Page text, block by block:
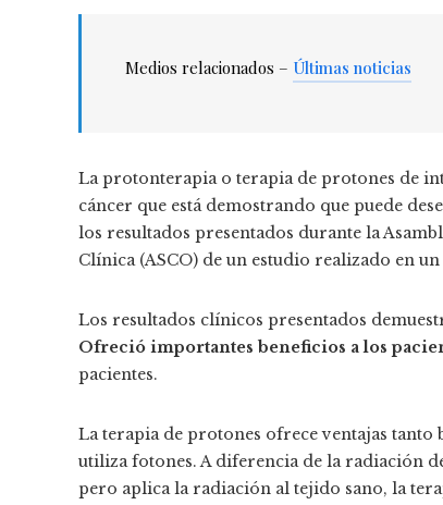
Medios relacionados – Últimas noticias
La protonterapia o terapia de protones de
cáncer que está demostrando que puede
los resultados presentados durante la
Clínica (ASCO) de un estudio realizado en
Los resultados clínicos presentados
Ofreció importantes beneficios a los
pacientes.
La terapia de protones ofrece ventajas
utiliza fotones. A diferencia de la radiación
pero aplica la radiación al tejido sano, la